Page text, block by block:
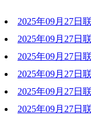
2025年09月27日
党建促发展强治理
2025年09月27日
广安建设新局面 加
襄渝主持
2025年09月27日
2025年09月27日
表视察全市国家储
2025年09月27日
达州川汉子队
2025年09月27日